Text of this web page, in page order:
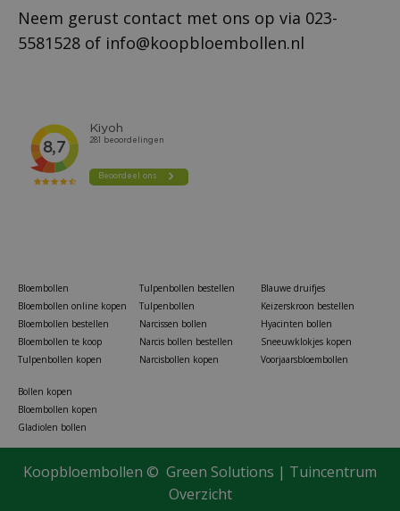
Gardena trimmer easycut 450/25
Neem gerust contact met ons op via 023-
5581528 of info@koopbloembollen.nl
Bloembollen
Bloembollen online kopen
Bloembollen bestellen
Bloembollen te koop
Tulpenbollen kopen
Tulpenbollen bestellen
Tulpenbollen
Narcissen bollen
Narcis bollen bestellen
Narcisbollen kopen
Blauwe druifjes
Keizerskroon bestellen
Hyacinten bollen
Sneeuwklokjes kopen
Voorjaarsbloembollen
Bollen kopen
Bloembollen kopen
Gladiolen bollen
Koopbloembollen © Green Solutions | Tuincentrum
Overzicht